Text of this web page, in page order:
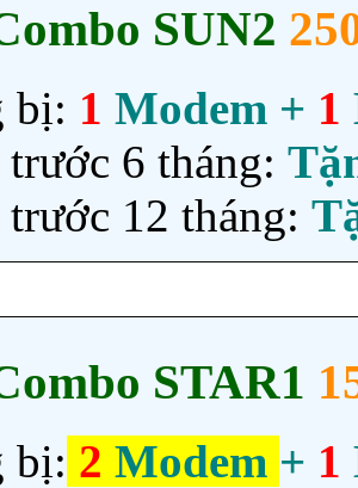
SUN2
bị: 1 Modem + 1
6 tháng:
12 tháng:
STAR1
bị: 2 Modem + 1